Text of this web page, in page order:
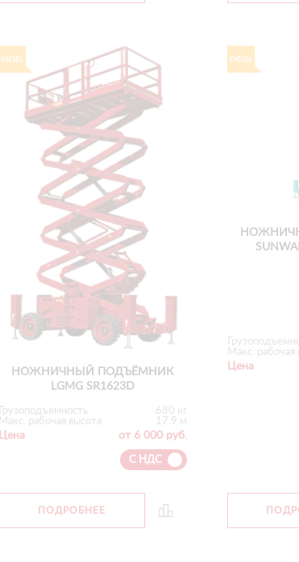
НОЖНИЧНЫЙ ПОДЪЁМНИК
LGMG SR1623D
Грузоподъемность
680 кг
Макс. рабочая высота
17.9 м
Цена от 6 000 руб.
С НДС
ПОДРОБНЕЕ
Макс. рабочая
Цена